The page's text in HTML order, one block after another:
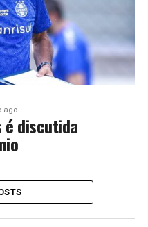
ago
é discutida